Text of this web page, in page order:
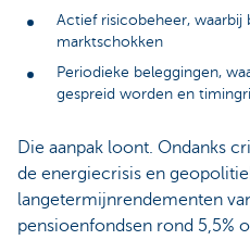
Actief risicobeheer, waarbij
marktschokken
Periodieke beleggingen,
gespreid worden en
Die aanpak loont. Ondanks
de energiecrisis en
langetermijnrendementen
pensioenfondsen rond 5,5%